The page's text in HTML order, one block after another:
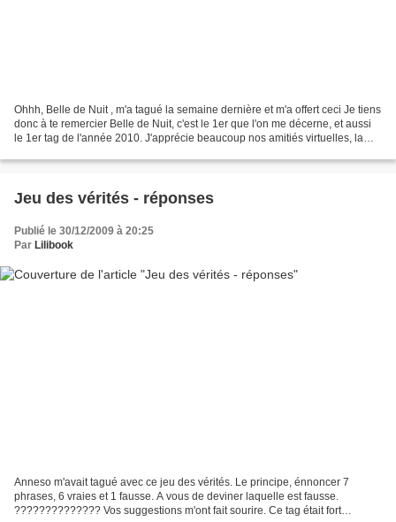
Ohhh, Belle de Nuit , m'a tagué la semaine dernière et m'a offert ceci Je tiens
donc à te remercier Belle de Nuit, c'est le 1er que l'on me décerne, et aussi
le 1er tag de l'année 2010. J'apprécie beaucoup nos amitiés virtuelles, la
Jeu des vérités - réponses
Publié le 30/12/2009 à 20:25
Par Lilibook
Anneso m'avait tagué avec ce jeu des vérités. Le principe, énnoncer 7
phrases, 6 vraies et 1 fausse. A vous de deviner laquelle est fausse.
?????????????? Vos suggestions m'ont fait sourire. Ce tag était fort